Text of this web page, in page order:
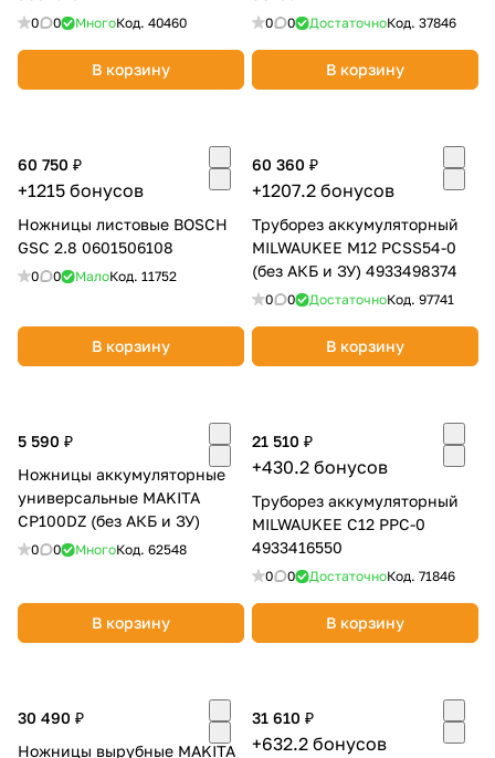
0 0 МногоКод. 40460
В корзину
0 0 ДостаточноКод. 37846
В корзину
60 750 ₽
+1215 бонусов
Ножницы листовые BOSCH
GSC 2.8 0601506108
0 0 МалоКод. 11752
В корзину
60 360 ₽
+1207.2 бонусов
Труборез аккумуляторный
MILWAUKEE M12 PCSS54-0
(без АКБ и ЗУ) 4933498374
0 0 ДостаточноКод. 97741
В корзину
5 590 ₽
Ножницы аккумуляторные
универсальные MAKITA
CP100DZ (без АКБ и ЗУ)
0 0 МногоКод. 62548
В корзину
21 510 ₽
+430.2 бонусов
Труборез аккумуляторный
MILWAUKEE C12 PPC-0
4933416550
0 0 ДостаточноКод. 71846
В корзину
30 490 ₽
Ножницы вырубные MAKITA
31 610 ₽
+632.2 бонусов
Оплачивайте сегодня только
% картой любого банка
выбранный способом
Оставшиеся75% будут
списываться
с вашей карты
по25% каждые 2 недели
25
раз в 2
недели
Остались вопросы?
8 800 302-02-51
plait.ru